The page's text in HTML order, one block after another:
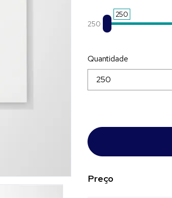
250
250
Quantidade
Preço